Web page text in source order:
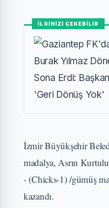
İLGİNİZİ ÇEKEBİLİR
İzmir Büyükşehir
madalya, Asrın
- (Chicks-1) /gümüş
kazandı.